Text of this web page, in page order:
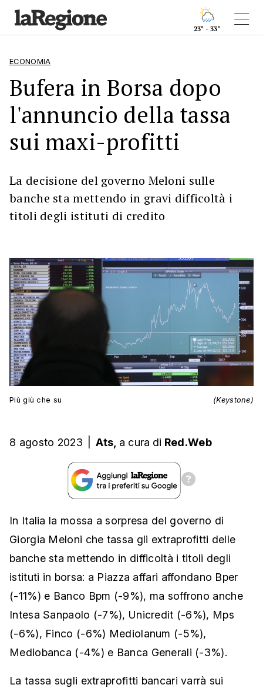
23° - 33°
ECONOMIA
Bufera in Borsa dopo
l'annuncio della tassa
sui maxi-profitti
La decisione del governo Meloni sulle
banche sta mettendo in gravi difficoltà i
titoli degli istituti di credito
Più giù che su (Keystone)
8 agosto 2023 Ats, a cura di Red.Web
In Italia la mossa a sorpresa del governo di
Giorgia Meloni che tassa gli extraprofitti delle
banche sta mettendo in difficoltà i titoli degli
istituti in borsa: a Piazza affari affondano Bper
(-11%) e Banco Bpm (-9%), ma soffrono anche
Intesa Sanpaolo (-7%), Unicredit (-6%), Mps
(-6%), Finco (-6%) Mediolanum (-5%),
Mediobanca (-4%) e Banca Generali (-3%).
La tassa sugli extraprofitti bancari varrà sui